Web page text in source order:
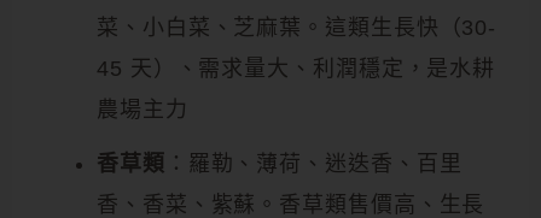
菜、小白菜、芝麻葉。這類生長快（30-
45 天）、需求量大、利潤穩定，是水耕
農場主力
香草類 ：羅勒、薄荷、迷迭香、百里
香、香菜、紫蘇。香草類售價高、生長